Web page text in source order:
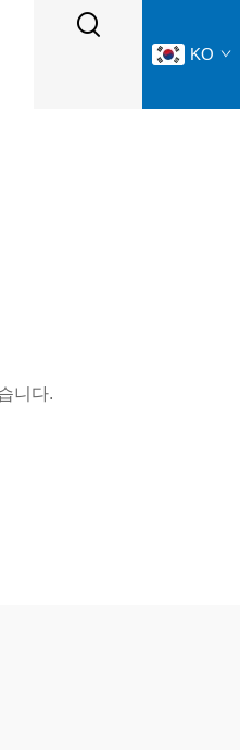
KO
니다.